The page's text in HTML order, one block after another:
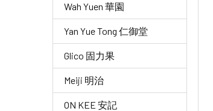
Wah Yuen 華園
Yan Yue Tong 仁御堂
Glico 固力果
Meiji 明治
ON KEE 安記